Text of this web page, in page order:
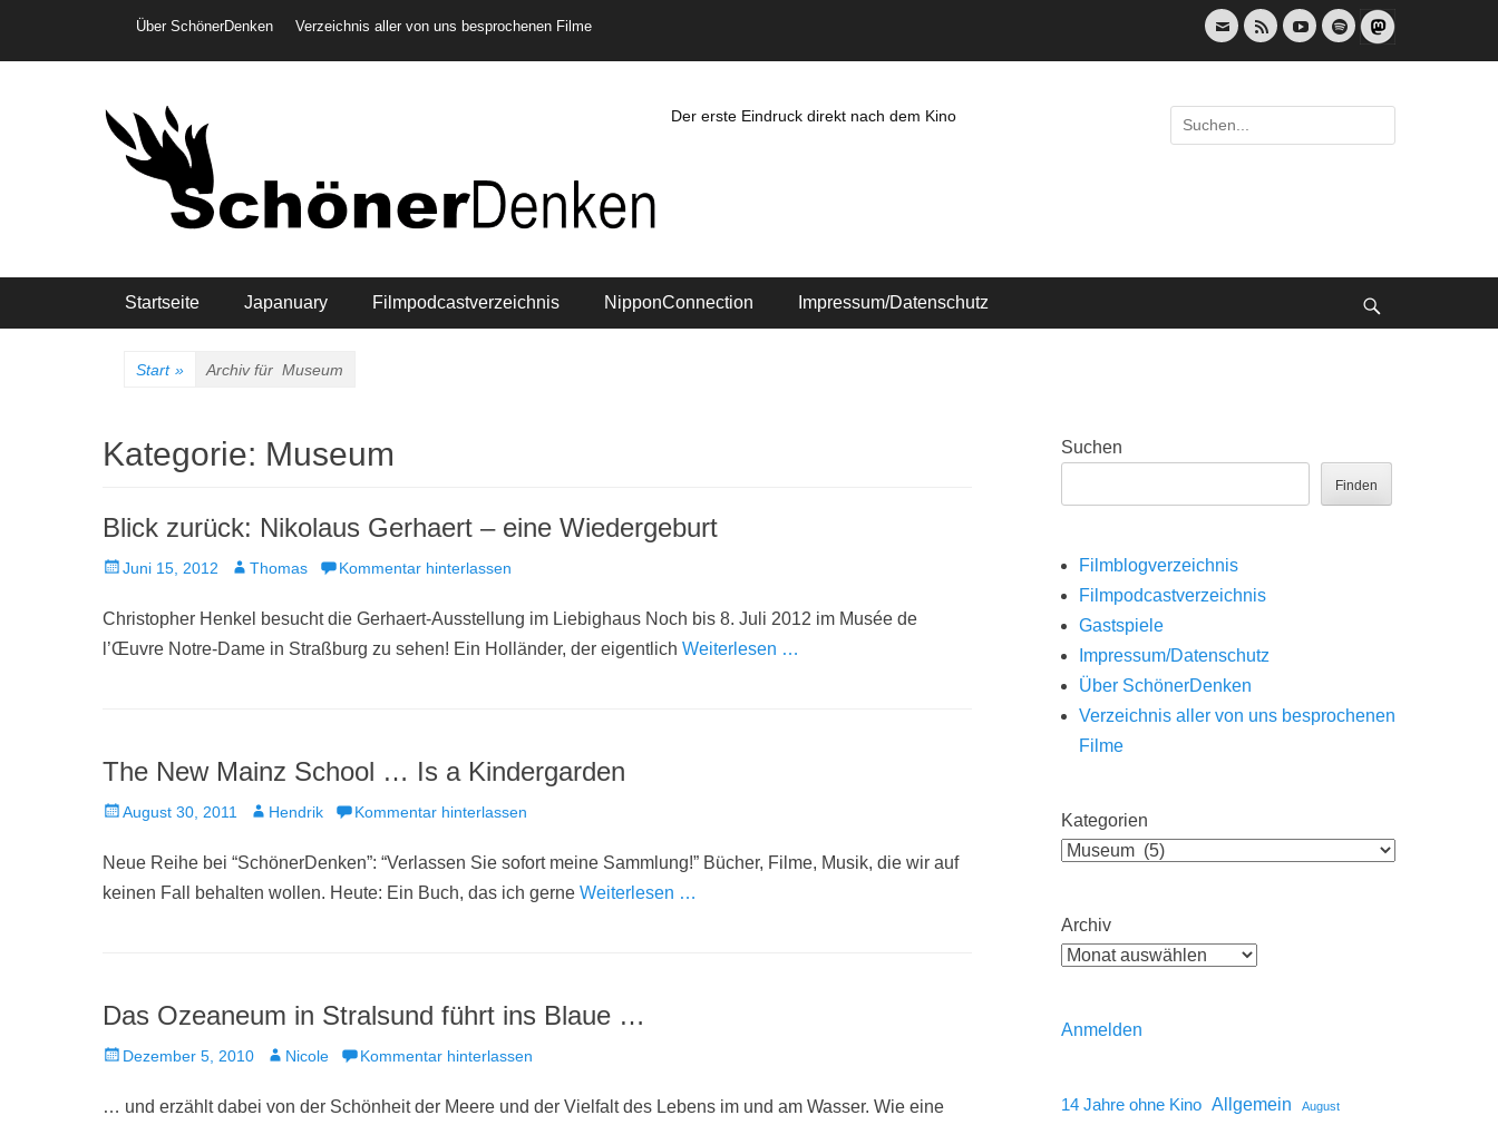
Header-Menü
Über SchönerDenken Verzeichnis aller von uns besprochenen Filme
E-
Mail
Feed YouTubeSpotify
Der erste Eindruck direkt nach dem Kino
Suche
nach:
Hauptmenü
Startseite Japanuary Filmpodcastverzeichnis NipponConnection Impressum/Datenschutz
Start » Archiv für Museum
Kategorie: Museum
Blick zurück: Nikolaus Gerhaert – eine Wiedergeburt
Veröffentlicht
Juni 15, 2012 AutorThomas Kommentar hinterlassen
Christopher Henkel besucht die Gerhaert-Ausstellung im Liebighaus Noch bis 8. Juli 2012 im Musée de
l’Œuvre Notre-Dame in Straßburg zu sehen! Ein Holländer, der eigentlich Weiterlesen …
The New Mainz School … Is a Kindergarden
Veröffentlicht
August 30, 2011 AutorHendrik Kommentar hinterlassen
Neue Reihe bei “SchönerDenken”: “Verlassen Sie sofort meine Sammlung!” Bücher, Filme, Musik, die wir auf
keinen Fall behalten wollen. Heute: Ein Buch, das ich gerne Weiterlesen …
Das Ozeaneum in Stralsund führt ins Blaue …
Veröffentlicht
Dezember 5, 2010 AutorNicole Kommentar hinterlassen
… und erzählt dabei von der Schönheit der Meere und der Vielfalt des Lebens im und am Wasser. Wie eine
Suchen
Finden
Filmblogverzeichnis
Filmpodcastverzeichnis
Gastspiele
Impressum/Datenschutz
Über SchönerDenken
Verzeichnis aller von uns besprochenen
Filme
Kategorien
Archiv
Anmelden
14 Jahre ohne Kino Allgemein August